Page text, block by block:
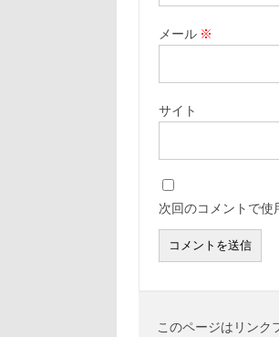
メール ※
サイト
次回のコメントで使
このページはリンク